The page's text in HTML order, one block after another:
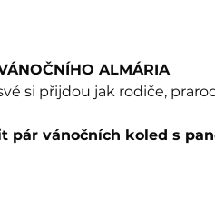
ALMÁRIA
si přijdou jak rodiče,
pár vánočních koled s